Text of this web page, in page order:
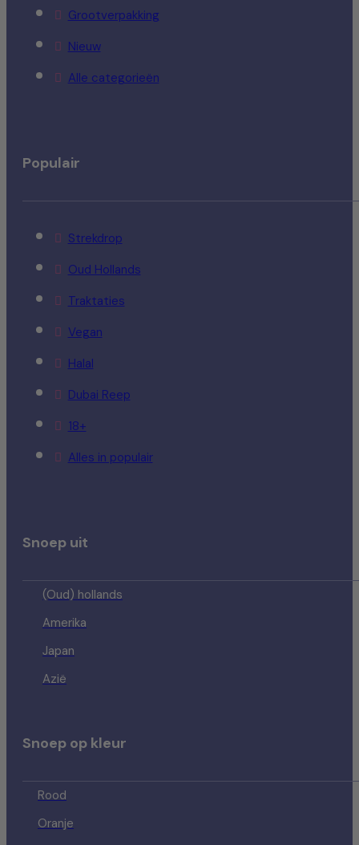
Grootverpakking
Nieuw
Alle categorieën
Populair
Strekdrop
Oud Hollands
Traktaties
Vegan
Halal
Dubai Reep
18+
Alles in populair
Snoep uit
(Oud) hollands
Amerika
Japan
Azië
Snoep op kleur
Rood
Oranje